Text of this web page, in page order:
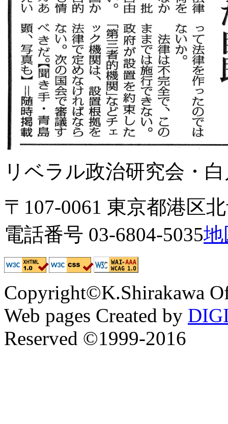
リベラル政治研究会・
〒107-0061 東京都港区
電話番号 03-6804-5035地
Copyright©K.Shirakawa
Web pages Created by
Reserved ©1999-2016